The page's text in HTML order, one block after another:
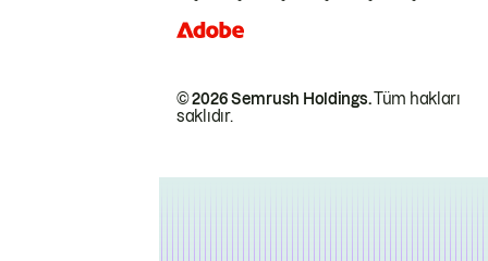
© 2026 Semrush Holdings.Tüm hakları
saklıdır.